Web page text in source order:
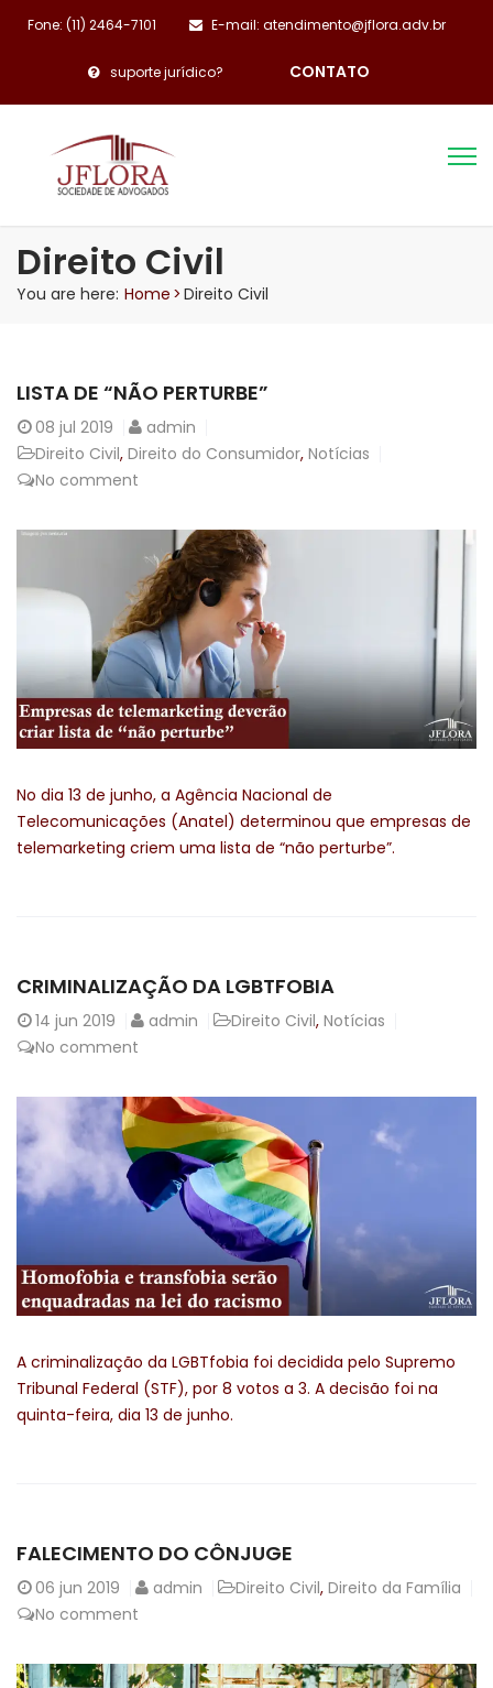
Fone: (11) 2464-7101 E-mail: atendimento@jflora.adv.br
suporte jurídico? CONTATO
Direito Civil
You are here: Home >Direito Civil
LISTA DE “NÃO PERTURBE”
08 jul 2019
admin
Direito Civil, Direito do Consumidor, Notícias
No comment
No dia 13 de junho, a Agência Nacional de
Telecomunicações (Anatel) determinou que empresas de
telemarketing criem uma lista de “não perturbe”.
CRIMINALIZAÇÃO DA LGBTFOBIA
14 jun 2019 admin Direito Civil, Notícias
No comment
A criminalização da LGBTfobia foi decidida pelo Supremo
Tribunal Federal (STF), por 8 votos a 3. A decisão foi na
quinta-feira, dia 13 de junho.
FALECIMENTO DO CÔNJUGE
06 jun 2019 admin Direito Civil, Direito da Família
No comment